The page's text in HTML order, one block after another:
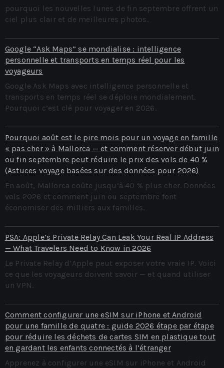
pourquoi les nouvelles lunes de fin septembre offrent un
ciel plus clair et de meilleures photos.
Google “Ask Maps” se mondialise : intelligence
personnelle et transports en temps réel pour les
voyageurs
Google Ask Maps avec intelligence personnelle et
transports en temps réel se déploie mondialement.
Pourquoi c’est clé pour voyager en 2026.
Pourquoi août est le pire mois pour un voyage en famille
« pas cher » à Mallorca — et comment réserver début juin
ou fin septembre peut réduire le prix des vols de 40 %
(Astuces voyage basées sur des données pour 2026)
En août, Mallorca coûte jusqu’à 40 % plus cher. Données
vols 2026 et comment juin ou septembre font
économiser des milliers aux familles.
PSA: Apple’s Private Relay Can Leak Your Real IP Address
— What Travelers Need to Know in 2026
Le Private Relay d’Apple peut exposer votre vraie IP. Voici
ce que les voyageurs doivent savoir — et quand utiliser
un VPN.
Comment configurer une eSIM sur iPhone et Android
pour une famille de quatre : guide 2026 étape par étape
pour réduire les déchets de cartes SIM en plastique tout
en gardant les enfants connectés à l’étranger
Apprenez à configurer une eSIM sur iPhone et Android